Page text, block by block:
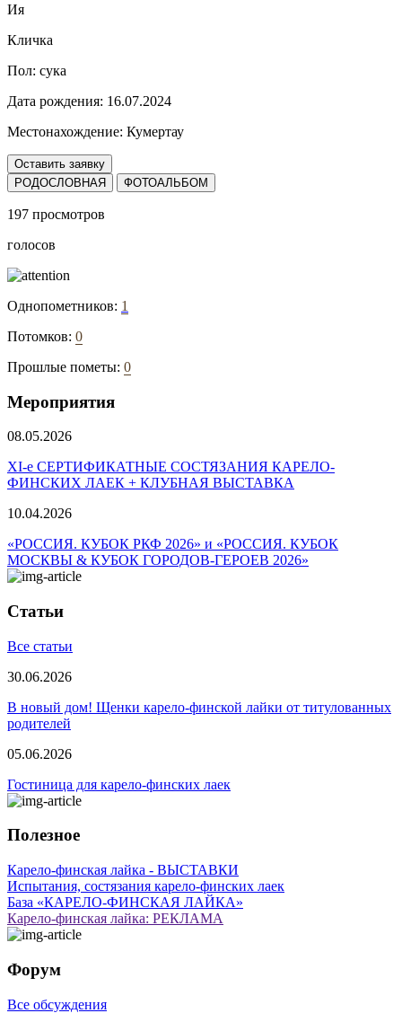
Ия
Кличка
Пол: сука
Дата рождения: 16.07.2024
Местонахождение: Кумертау
Оставить заявку
РОДОСЛОВНАЯ
ФОТОАЛЬБОМ
197 просмотров
голосов
Однопометников: 1
Потомков: 0
Прошлые пометы: 0
Мероприятия
08.05.2026
ХI-е СЕРТИФИКАТНЫЕ СОСТЯЗАНИЯ КАРЕЛО-
ФИНСКИХ ЛАЕК + КЛУБНАЯ ВЫСТАВКА
10.04.2026
«РОССИЯ. КУБОК РКФ 2026» и «РОССИЯ. КУБОК
МОСКВЫ & КУБОК ГОРОДОВ-ГЕРОЕВ 2026»
Статьи
Все статьи
30.06.2026
В новый дом! Щенки карело-финской лайки от титулованных
родителей
05.06.2026
Гостиница для карело-финских лаек
Полезное
Карело-финская лайка - ВЫСТАВКИ
Испытания, состязания карело-финских лаек
База «КАРЕЛО-ФИНСКАЯ ЛАЙКА»
Карело-финская лайка: РЕКЛАМА
Форум
Все обсуждения